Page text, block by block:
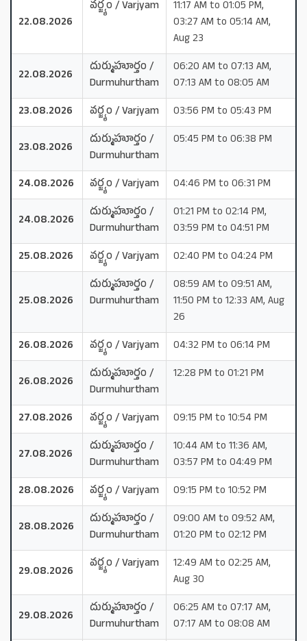
22.08.2026
వర్జ్యం / Varjyam
11:17 AM to 01:05 PM,
03:27 AM to 05:14 AM,
Aug 23
22.08.2026
దుర్ముహూర్తం /
Durmuhurtham
06:20 AM to 07:13 AM,
07:13 AM to 08:05 AM
23.08.2026
వర్జ్యం / Varjyam 03:56 PM to 05:43 PM
23.08.2026
దుర్ముహూర్తం /
Durmuhurtham
05:45 PM to 06:38 PM
24.08.2026 వర్జ్యం / Varjyam 04:46 PM to 06:31 PM
24.08.2026
దుర్ముహూర్తం /
Durmuhurtham
01:21 PM to 02:14 PM,
03:59 PM to 04:51 PM
25.08.2026
వర్జ్యం / Varjyam 02:40 PM to 04:24 PM
25.08.2026
దుర్ముహూర్తం /
Durmuhurtham
08:59 AM to 09:51 AM,
11:50 PM to 12:33 AM, Aug
26
26.08.2026
వర్జ్యం / Varjyam 04:32 PM to 06:14 PM
26.08.2026
దుర్ముహూర్తం /
Durmuhurtham
12:28 PM to 01:21 PM
27.08.2026 వర్జ్యం / Varjyam 09:15 PM to 10:54 PM
27.08.2026
దుర్ముహూర్తం /
Durmuhurtham
10:44 AM to 11:36 AM,
03:57 PM to 04:49 PM
28.08.2026
వర్జ్యం / Varjyam 09:15 PM to 10:52 PM
28.08.2026
దుర్ముహూర్తం /
Durmuhurtham
09:00 AM to 09:52 AM,
01:20 PM to 02:12 PM
29.08.2026
వర్జ్యం / Varjyam
12:49 AM to 02:25 AM,
Aug 30
29.08.2026
దుర్ముహూర్తం /
Durmuhurtham
06:25 AM to 07:17 AM,
07:17 AM to 08:08 AM